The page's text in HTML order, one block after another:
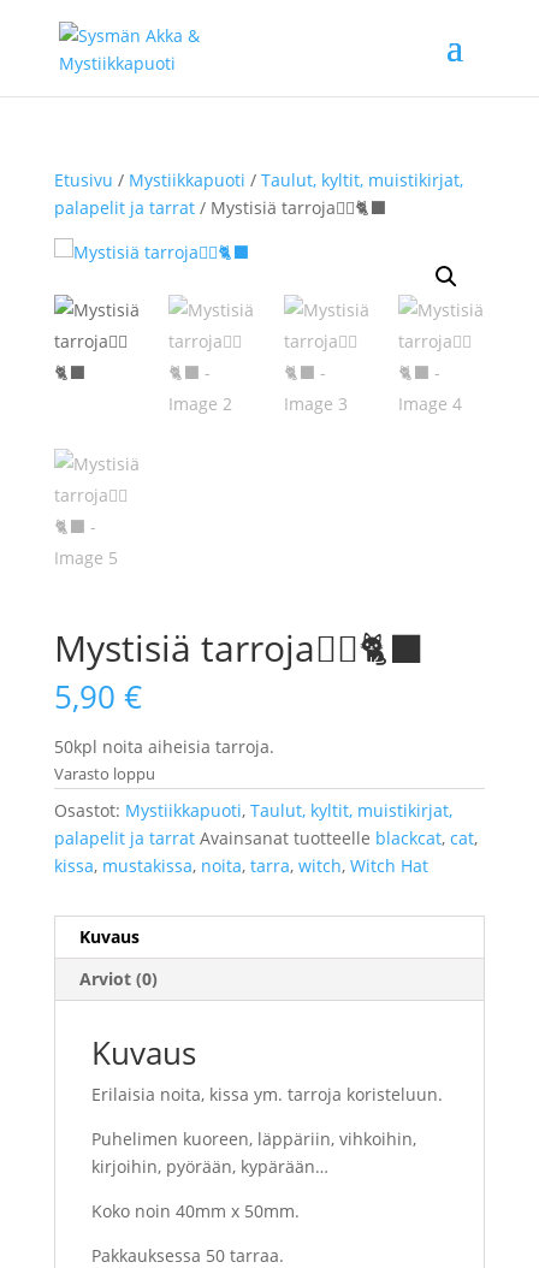
Etusivu / Mystiikkapuoti / Taulut, kyltit, muistikirjat,
palapelit ja tarrat/ Mystisiä tarroja🧙‍♀️🐈‍⬛
Mystisiä tarroja🧙‍♀️🐈‍⬛
5,90 €
50kpl noita aiheisia tarroja.
Varasto loppu
Osastot: Mystiikkapuoti, Taulut, kyltit, muistikirjat,
palapelit ja tarrat Avainsanat tuotteelle blackcat, cat,
kissa, mustakissa, noita, tarra, witch, Witch Hat
Kuvaus
Arviot (0)
Kuvaus
Erilaisia noita, kissa ym. tarroja koristeluun.
Puhelimen kuoreen, läppäriin, vihkoihin,
kirjoihin, pyörään, kypärään…
Koko noin 40mm x 50mm.
Pakkauksessa 50 tarraa.